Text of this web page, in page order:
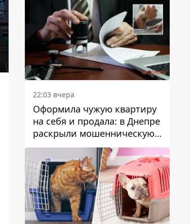
22:03 вчера
Оформила чужую квартиру
на себя и продала: в Днепре
раскрыли мошенническую
схему с недвижимостью